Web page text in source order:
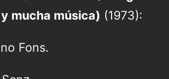
mucha música) (1973):
Fons.